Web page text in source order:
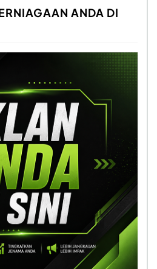
ANDA DI